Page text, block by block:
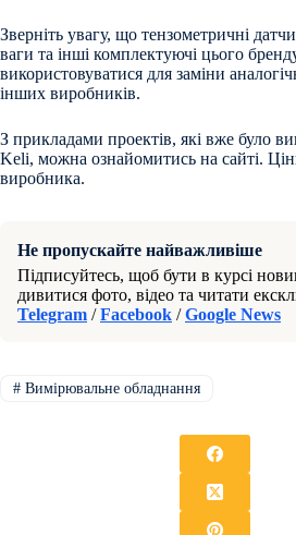
Зверніть увагу, що тензометричні
ваги та інші комплектуючі цього
використовуватися для заміни
інших виробників.
З прикладами проектів, які вже було
Keli, можна ознайомитись на сайті.
виробника.
Не пропускайте найважливіше
Підписуйтесь, щоб бути в курсі
дивитися фото, відео та читати
Telegram /Facebook /Google News
#Вимірювальне обладнання